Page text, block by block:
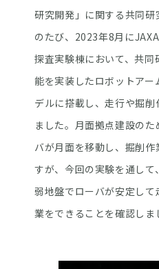
研究開発」に関する共同
のたび、2023年8月に
探査実験棟において、共
能を実装したロボットア
デルに搭載し、走行や掘
ました。月面拠点建設の
バが月面を移動し、掘削
すが、今回の実験を通し
弱地盤でローバが安定し
業をできることを確認しま